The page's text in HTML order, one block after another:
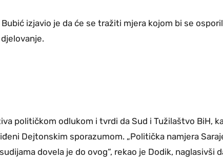
izjavio je da će se tražiti mjera kojom bi se
političkom odlukom i tvrdi da Sud i Tužilaštvo BiH,
Dejtonskim sporazumom. „Politička namjera
dovela je do ovog“, rekao je Dodik, naglasivši